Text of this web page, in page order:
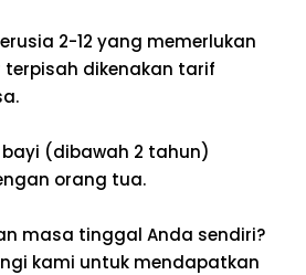
2-12 yang memerlukan
dikenakan tarif
(dibawah 2 tahun)
orang tua.
masa tinggal Anda sendiri?
kami untuk mendapatkan